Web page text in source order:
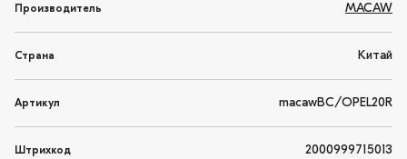
Производитель MACAW
Страна Китай
Артикул macawBC/OPEL20R
Штрихкод 2000999715013